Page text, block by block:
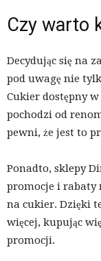
Czy warto
Decydując się na
pod uwagę nie
Cukier dostępny
pochodzi od
pewni, że jest to
Ponadto, sklepy
promocje i rabaty
na cukier. Dzięki
więcej, kupując
promocji.